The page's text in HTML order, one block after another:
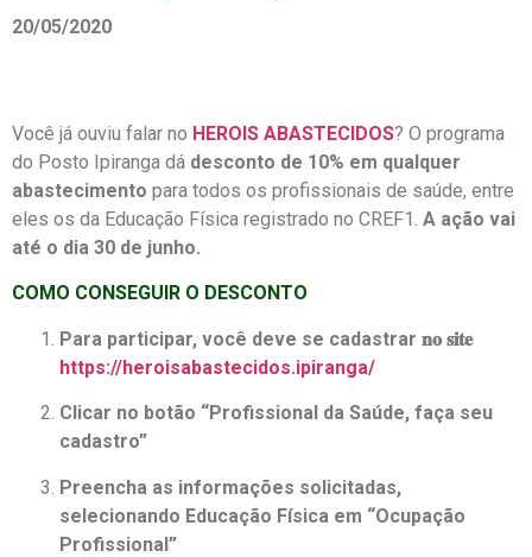
20/05/2020
Você já ouviu falar no HEROIS ABASTECIDOS? O programa
do Posto Ipiranga dá desconto de 10% em qualquer
abastecimento para todos os profissionais de saúde, entre
eles os da Educação Física registrado no CREF1. A ação vai
até o dia 30 de junho.
COMO CONSEGUIR O DESCONTO
Para participar, você deve se cadastrar 𝐧𝐨 𝐬𝐢𝐭𝐞
https://heroisabastecidos.ipiranga/
Clicar no botão “Profissional da Saúde, faça seu
cadastro”
Preencha as informações solicitadas,
selecionando Educação Física em “Ocupação
Profissional”